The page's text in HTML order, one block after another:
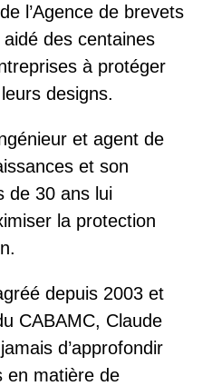
l’Agence de brevets
des centaines
à protéger
designs.
et agent de
et son
de 30 ans lui
la protection
depuis 2003 et
CABAMC, Claude
d’approfondir
en matière de